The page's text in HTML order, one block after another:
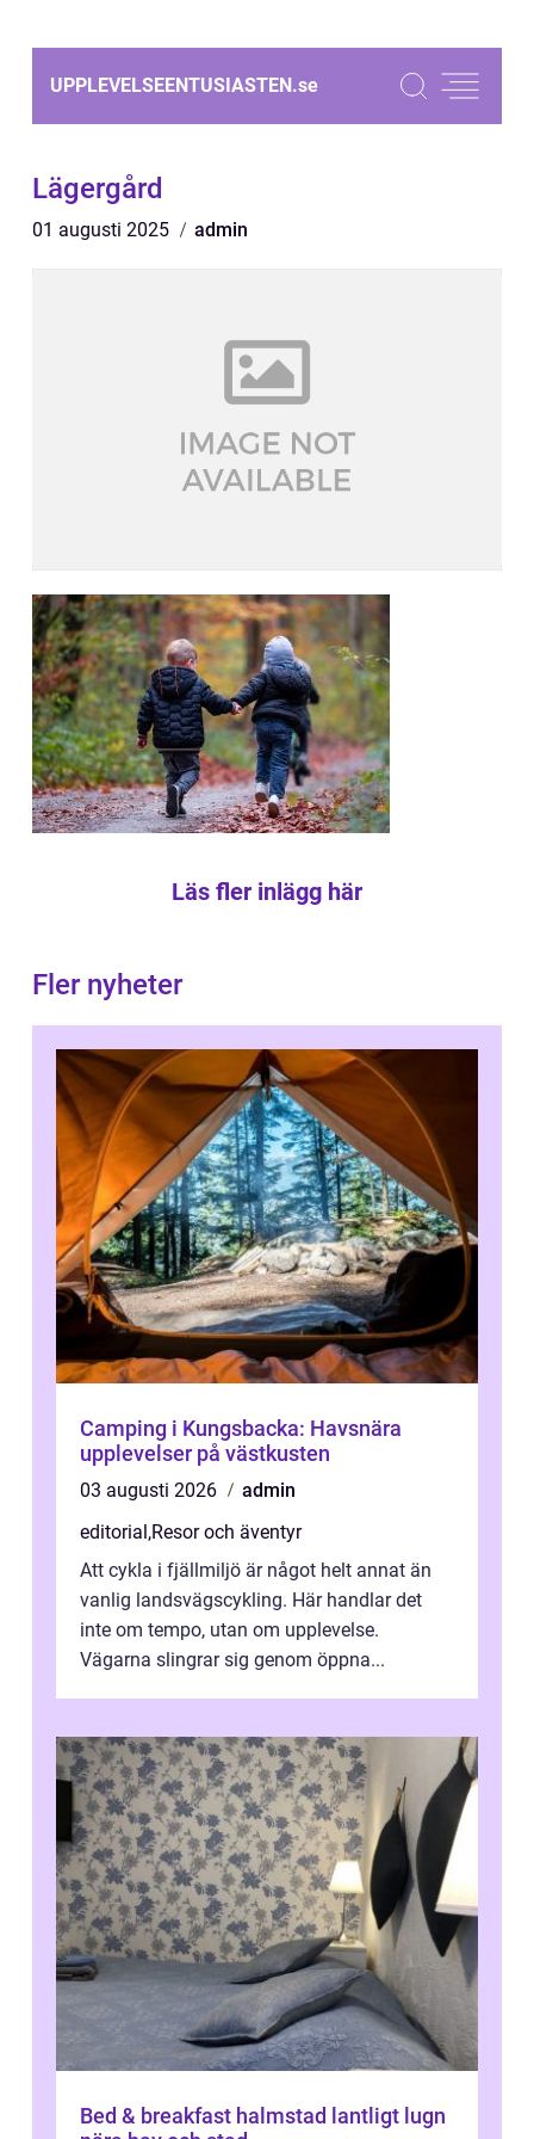
UPPLEVELSEENTUSIASTEN.se
Lägergård
01 augusti 2025 admin
Läs fler inlägg här
Fler nyheter
Camping i Kungsbacka: Havsnära
upplevelser på västkusten
03 augusti 2026
admin
editorial,Resor och äventyr
Att cykla i fjällmiljö är något helt annat än
vanlig landsvägscykling. Här handlar det
inte om tempo, utan om upplevelse.
Vägarna slingrar sig genom öppna...
Bed & breakfast halmstad lantligt lugn